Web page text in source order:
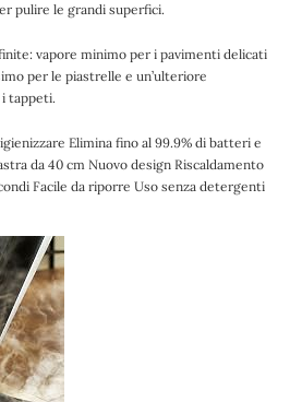
pulire le grandi superfici.
vapore minimo per i pavimenti delicati
per le piastrelle e un’ulteriore
tappeti.
Elimina fino al 99.9% di batteri e
da 40 cm Nuovo design Riscaldamento
Facile da riporre Uso senza detergenti